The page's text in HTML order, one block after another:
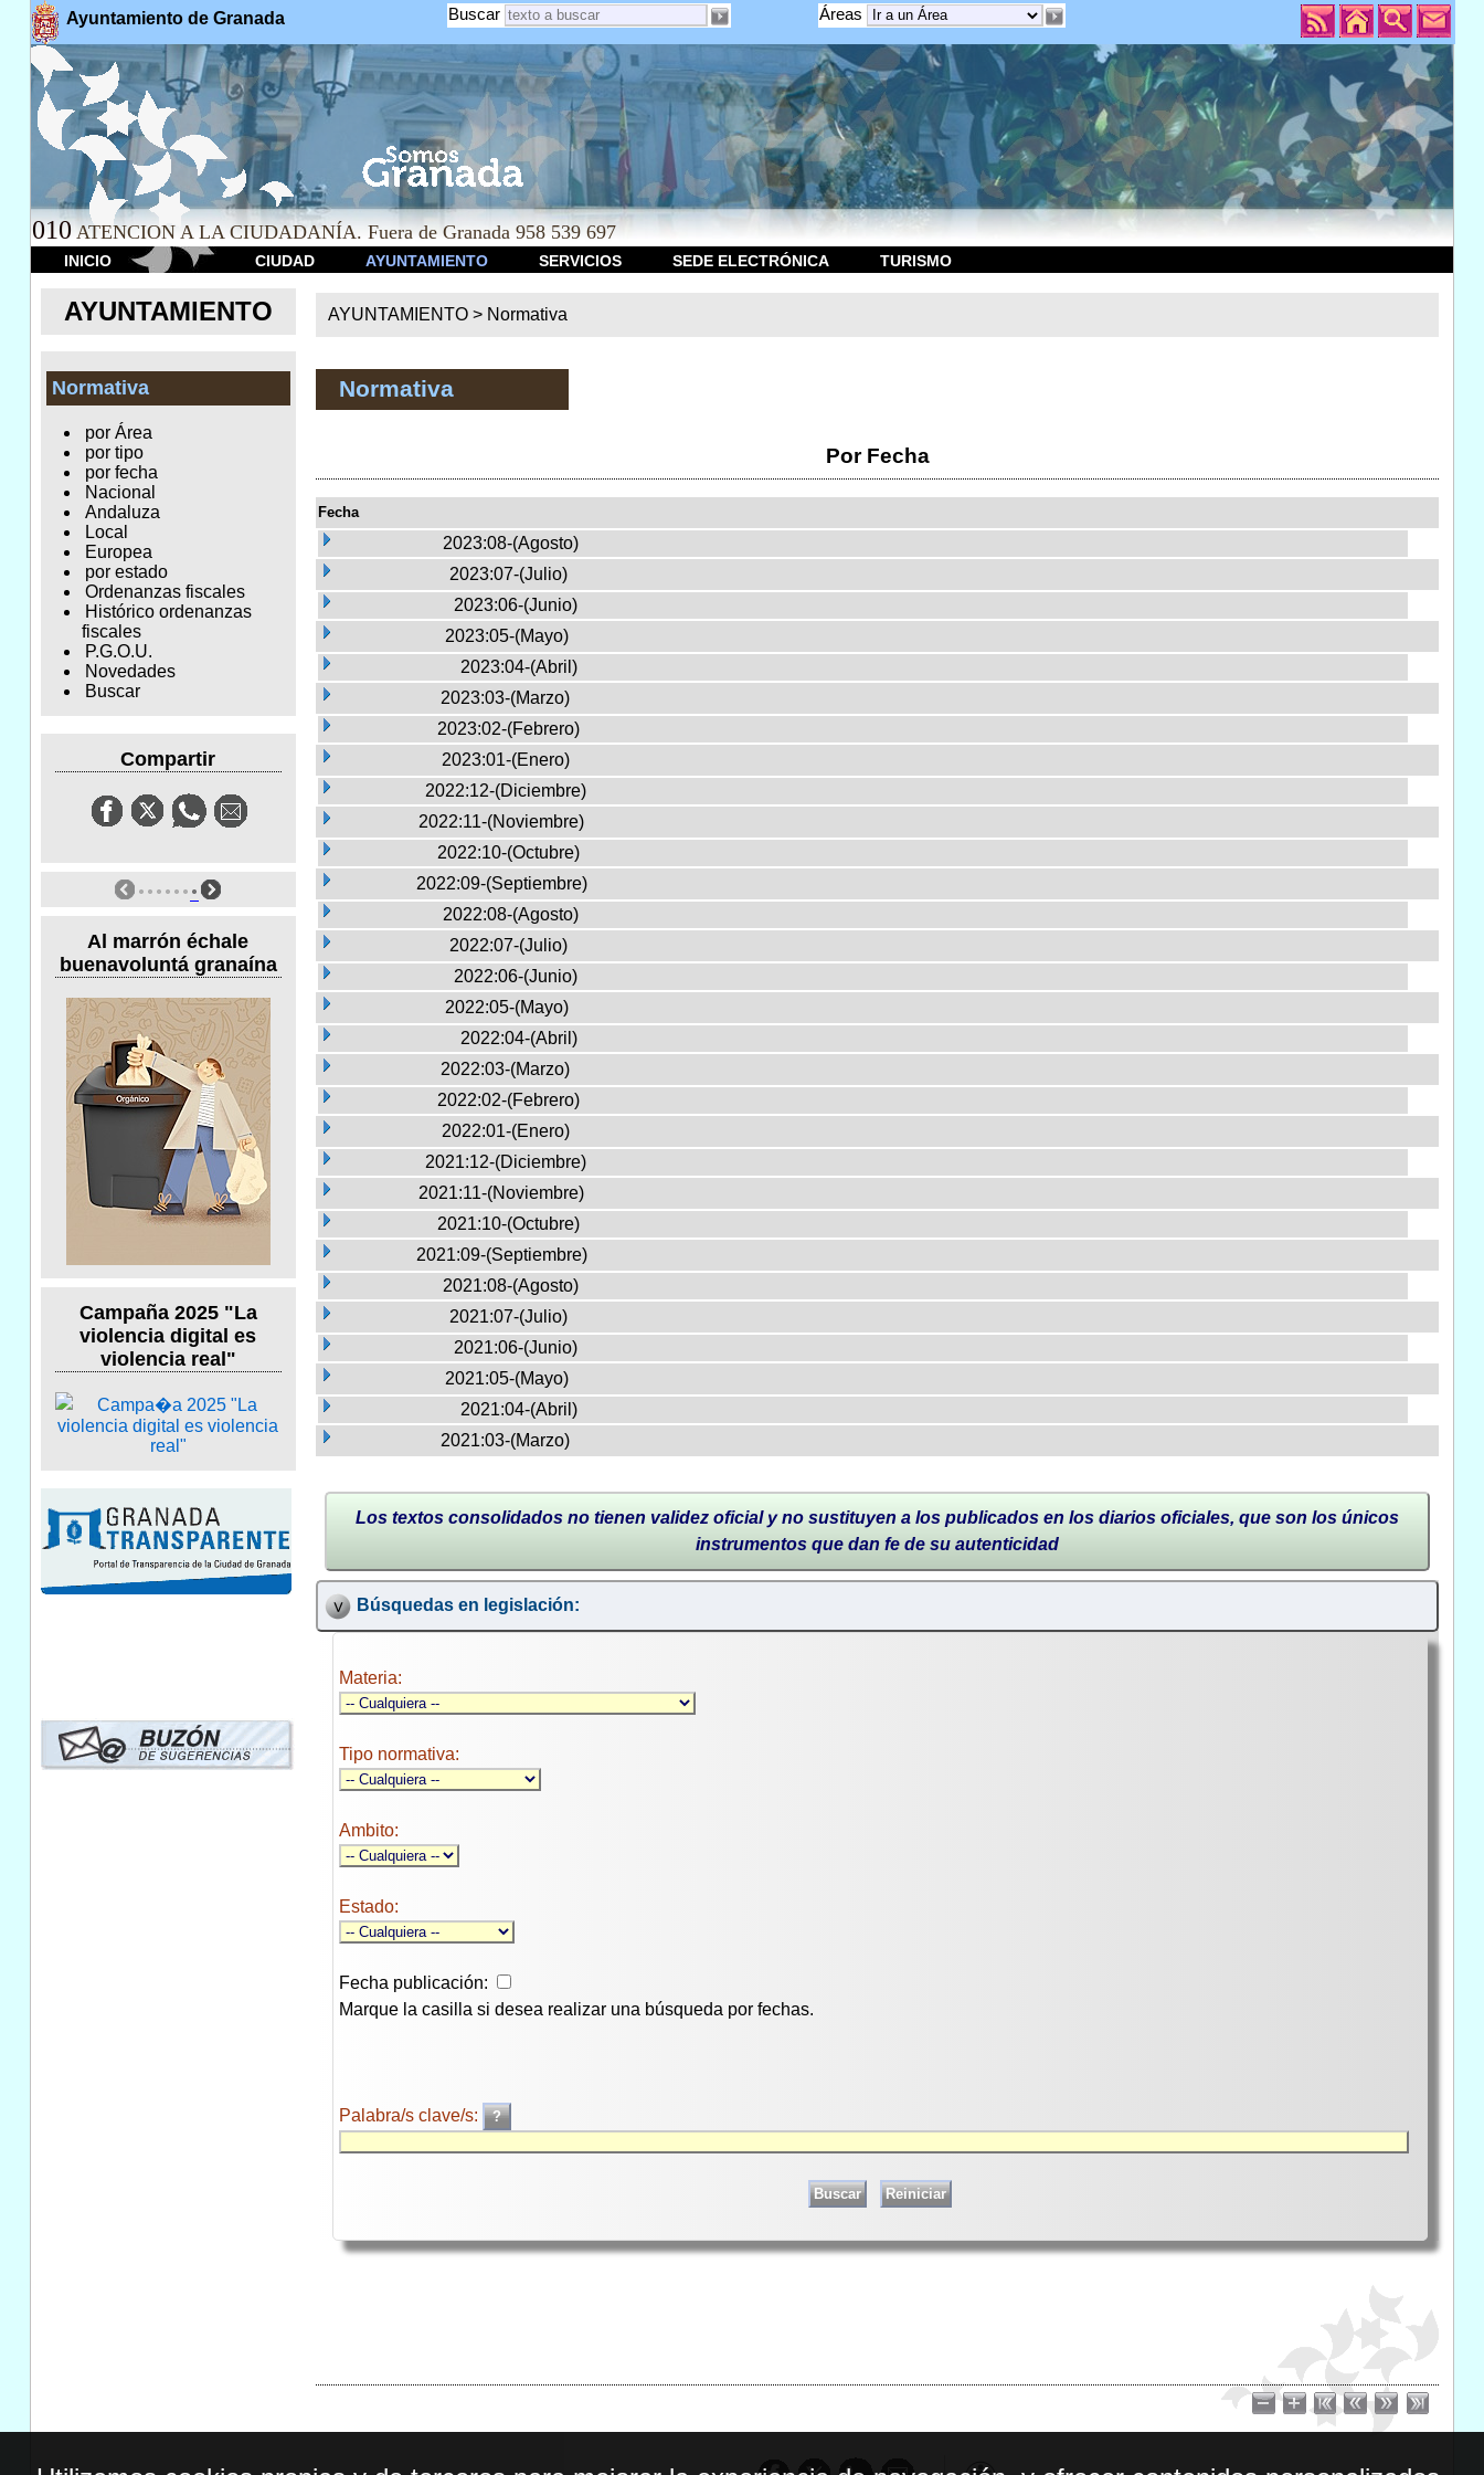
Ayuntamiento de Granada Áreas
Buscar
010 ATENCION A LA CIUDADANÍA. Fuera de Granada 958 539 697
INICIO CIUDAD AYUNTAMIENTO SERVICIOS SEDE ELECTRÓNICA TURISMO
AYUNTAMIENTO
Normativa
por Área
por tipo
por fecha
Nacional
Andaluza
Local
Europea
por estado
Ordenanzas fiscales
Histórico ordenanzas
fiscales
P.G.O.U.
Novedades
Buscar
Compartir
Al marrón échale
buenavoluntá granaína
Campaña 2025 "La
violencia digital es
violencia real"
AYUNTAMIENTO > Normativa
Normativa
Por Fecha
Fecha
2023:08-(Agosto)
2023:07-(Julio)
2023:06-(Junio)
2023:05-(Mayo)
2023:04-(Abril)
2023:03-(Marzo)
2023:02-(Febrero)
2023:01-(Enero)
2022:12-(Diciembre)
2022:11-(Noviembre)
2022:10-(Octubre)
2022:09-(Septiembre)
2022:08-(Agosto)
2022:07-(Julio)
2022:06-(Junio)
2022:05-(Mayo)
2022:04-(Abril)
2022:03-(Marzo)
2022:02-(Febrero)
2022:01-(Enero)
2021:12-(Diciembre)
2021:11-(Noviembre)
2021:10-(Octubre)
2021:09-(Septiembre)
2021:08-(Agosto)
2021:07-(Julio)
2021:06-(Junio)
2021:05-(Mayo)
2021:04-(Abril)
2021:03-(Marzo)
Los textos consolidados no tienen validez oficial y no sustituyen a los publicados en los diarios oficiales, que son los únicos
instrumentos que dan fe de su autenticidad
Búsquedas en legislación:
Materia:
Tipo normativa:
Ambito:
Estado:
Fecha publicación:
Marque la casilla si desea realizar una búsqueda por fechas.
Palabra/s clave/s: